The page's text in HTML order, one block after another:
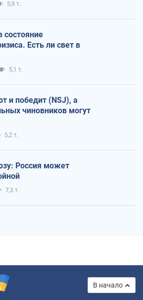
5,9 т.
состояние
Есть ли свет в
5,1 т.
и победит (NSJ), а
чиновников могут
5,2 т.
Россия может
7,3 т.
В начало